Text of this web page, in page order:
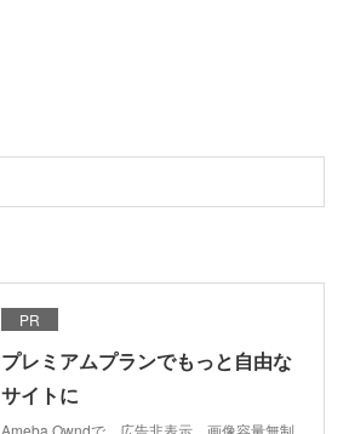
PR
プレミアムプランでもっと自由な
サイトに
Ameba Owndで、広告非表示、画像容量無制